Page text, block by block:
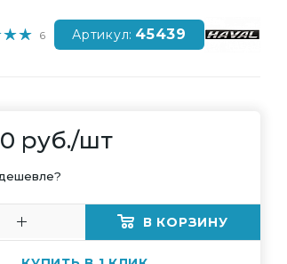
6 Артикул: 45439
руб./шт
В КОРЗИНУ